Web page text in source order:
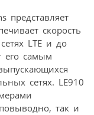
представляет
скорость
LTE и до
его самым
сетях. LE910
так и